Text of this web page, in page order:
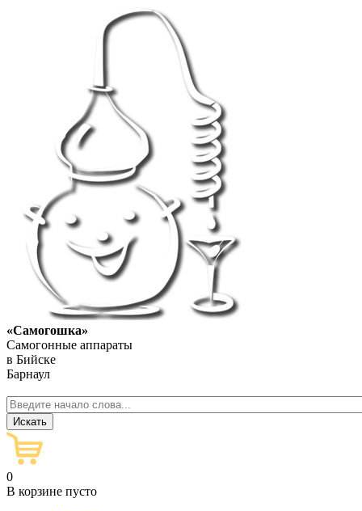
«Самогошка»
Самогонные аппараты
в Бийске
Барнаул
0
В корзине пусто